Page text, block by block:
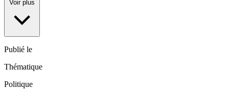
Voir plus
Publié le
Thématique
Politique